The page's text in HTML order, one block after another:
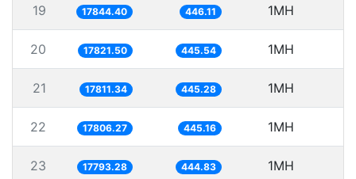
19 17844.40 446.11 1MH
20 17821.50 445.54 1MH
21 17811.34 445.28 1MH
22 17806.27 445.16 1MH
23 17793.28 444.83 1MH